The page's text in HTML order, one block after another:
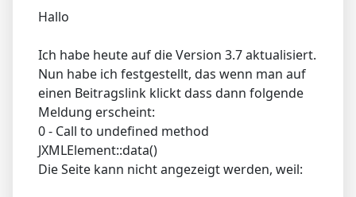
Hallo
Ich habe heute auf die Version 3.7 aktualisiert.
Nun habe ich festgestellt, das wenn man auf
einen Beitragslink klickt dass dann folgende
Meldung erscheint:
0 - Call to undefined method
JXMLElement::data()
Die Seite kann nicht angezeigt werden, weil: